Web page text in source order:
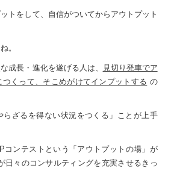
トをして、 自信がついてからアウトプット
。
成長・進化を遂げる人は、
見切り発車でア
くって、そこめがけてインプットする の
らざるを得ない状況をつくる」ことが上手
コンテストという「アウトプットの場」が
日々のコンサルティングを充実させるきっ